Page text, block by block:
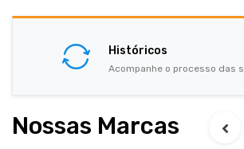
Históricos
Acompanhe o processo das
Nossas Marcas